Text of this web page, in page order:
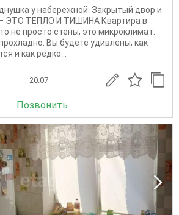
у набережной. Закрытый двор и
ЭТО ТЕПЛО И ТИШИНА Квартира в
не просто стены, это микроклимат:
Вы будете удивлены, как
и как редко...
20.07
Позвонить